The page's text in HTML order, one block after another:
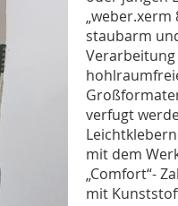
„weber.xerm
staubarm
verfugt
mit dem
„Comfort“-
mit